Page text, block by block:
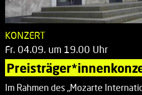
KONZERT
Fr. 04.09. um 19.00 Uhr
Im Rahmen des „Mozarte